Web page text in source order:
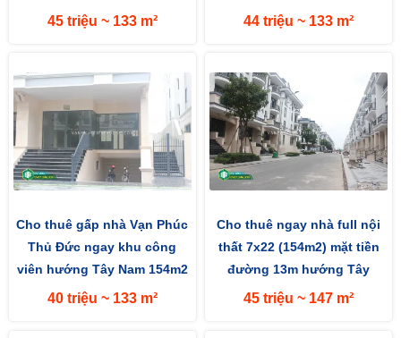
đường 13m hướng Tây
45 triệu ~ 133 m² 44 triệu ~ 133 m²
Cho thuê gấp nhà Vạn Phúc
Thủ Đức ngay khu công
viên hướng Tây Nam 154m2
(7x22m) mặt tiền đường 13m
40 triệu ~ 133 m²
Cho thuê ngay nhà full nội
thất 7x22 (154m2) mặt tiền
đường 13m hướng Tây
45 triệu ~ 147 m²